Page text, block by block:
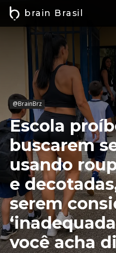
brain Brasil
@BrainBrz
Escola
buscarem
usando
e
serem
você acha